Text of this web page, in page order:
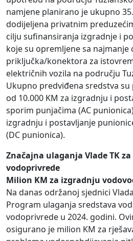
namjene planirano je ukupno
dodijeljena privatnim
cilju sufinansiranja izgradnje i
koje su opremljene sa najmanje
priključka/konektora za
električnih vozila na području
Ukupno predviđena sredstva
od 10.000 KM za izgradnju i
sporim punjačima (AC
izgradnju i postavljanje
(DC punionica).
Značajna ulaganja Vlade TK
vodoprivrede
Milion KM za izgradnju
Na danas održanoj sjednici
Program ulaganja sredstava
vodoprivrede u 2024. godini.
osigurano je milion KM za